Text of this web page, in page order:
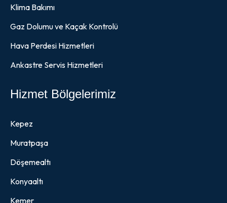
Klima Bakımı
Gaz Dolumu ve Kaçak Kontrolü
Hava Perdesi Hizmetleri
Ankastre Servis Hizmetleri
Hizmet Bölgelerimiz
Kepez
Muratpaşa
Döşemealtı
Konyaaltı
Kemer